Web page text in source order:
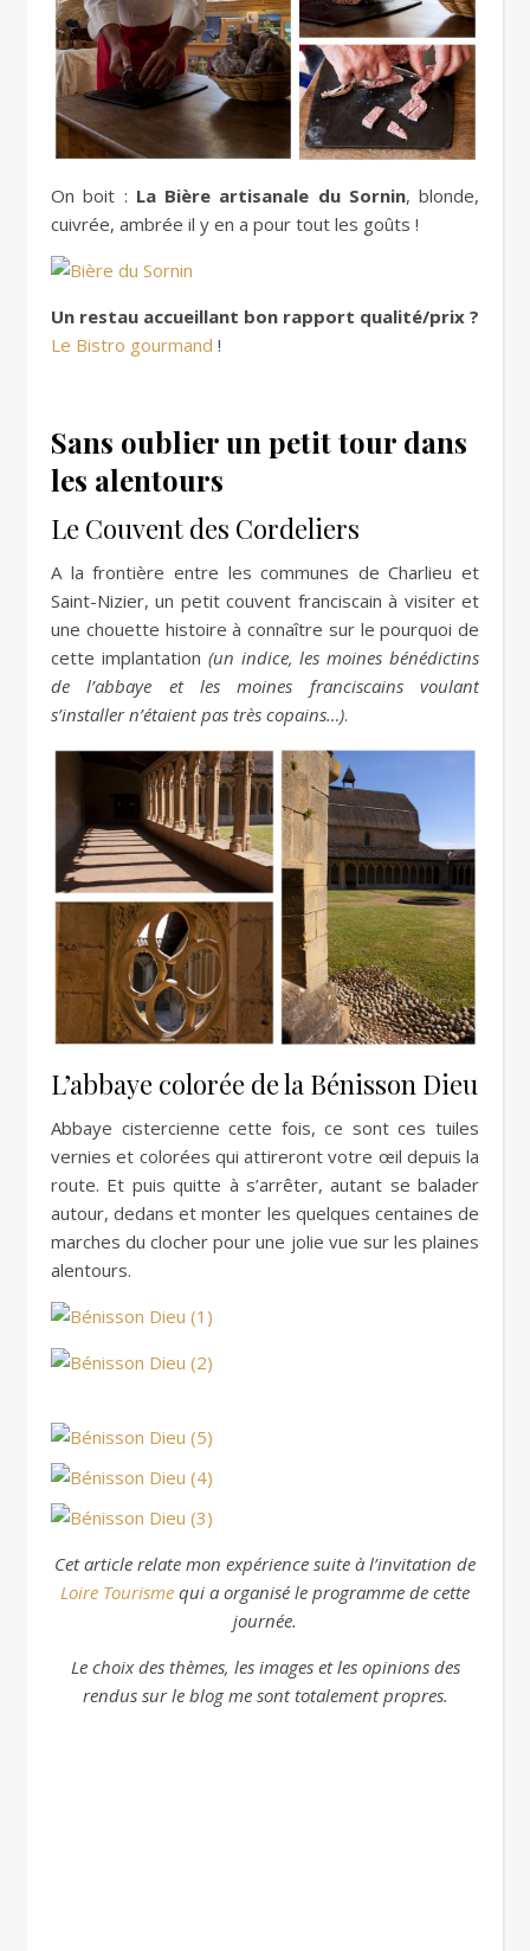
On boit : La Bière artisanale du Sornin, blonde,
cuivrée, ambrée il y en a pour tout les goûts !
Un restau accueillant bon rapport qualité/prix ?
Le Bistro gourmand !
Sans oublier un petit tour dans
les alentours
Le Couvent des Cordeliers
A la frontière entre les communes de Charlieu et
Saint-Nizier, un petit couvent franciscain à visiter et
une chouette histoire à connaître sur le pourquoi de
cette implantation (un indice, les moines bénédictins
de l’abbaye et les moines franciscains voulant
s’installer n’étaient pas très copains…).
L’abbaye colorée de la Bénisson Dieu
Abbaye cistercienne cette fois, ce sont ces tuiles
vernies et colorées qui attireront votre œil depuis la
route. Et puis quitte à s’arrêter, autant se balader
autour, dedans et monter les quelques centaines de
marches du clocher pour une jolie vue sur les plaines
alentours.
Cet article relate mon expérience suite à l’invitation de
Loire Tourisme qui a organisé le programme de cette
journée.
Le choix des thèmes, les images et les opinions des
rendus sur le blog me sont totalement propres.